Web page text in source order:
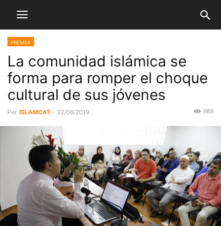
PREMSA
La comunidad islámica se
forma para romper el choque
cultural de sus jóvenes
Per ISLAMCAT - 22/06/2019 988